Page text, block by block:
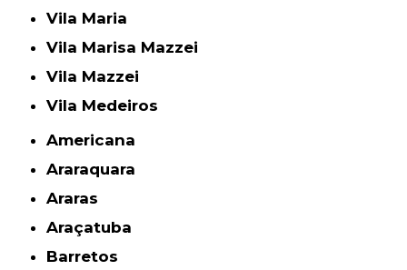
Vila Maria
Vila Marisa Mazzei
Vila Mazzei
Vila Medeiros
Americana
Araraquara
Araras
Araçatuba
Barretos